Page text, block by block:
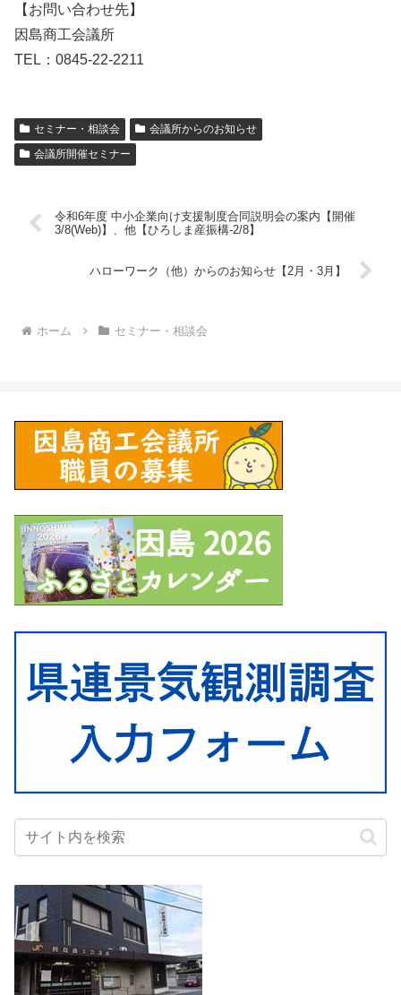
【お問い合わせ先】
因島商工会議所
TEL：0845-22-2211
セミナー・相談会
会議所からのお知らせ
会議所開催セミナー
令和6年度 中小企業向け支援制度合同説明会の案内【開催
3/8(Web)】、他【ひろしま産振構-2/8】
ハローワーク（他）からのお知らせ【2月・3月】
ホーム セミナー・相談会